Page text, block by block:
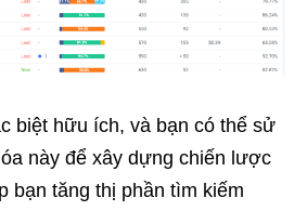
biệt hữu ích, và bạn có thể sử
này để xây dựng chiến lược
bạn tăng thị phần tìm kiếm